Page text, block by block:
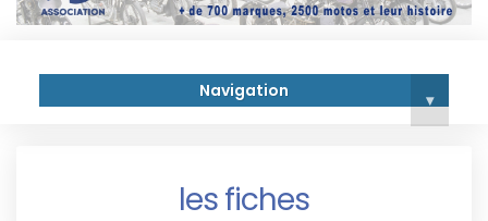
Navigation ▾
les fiches